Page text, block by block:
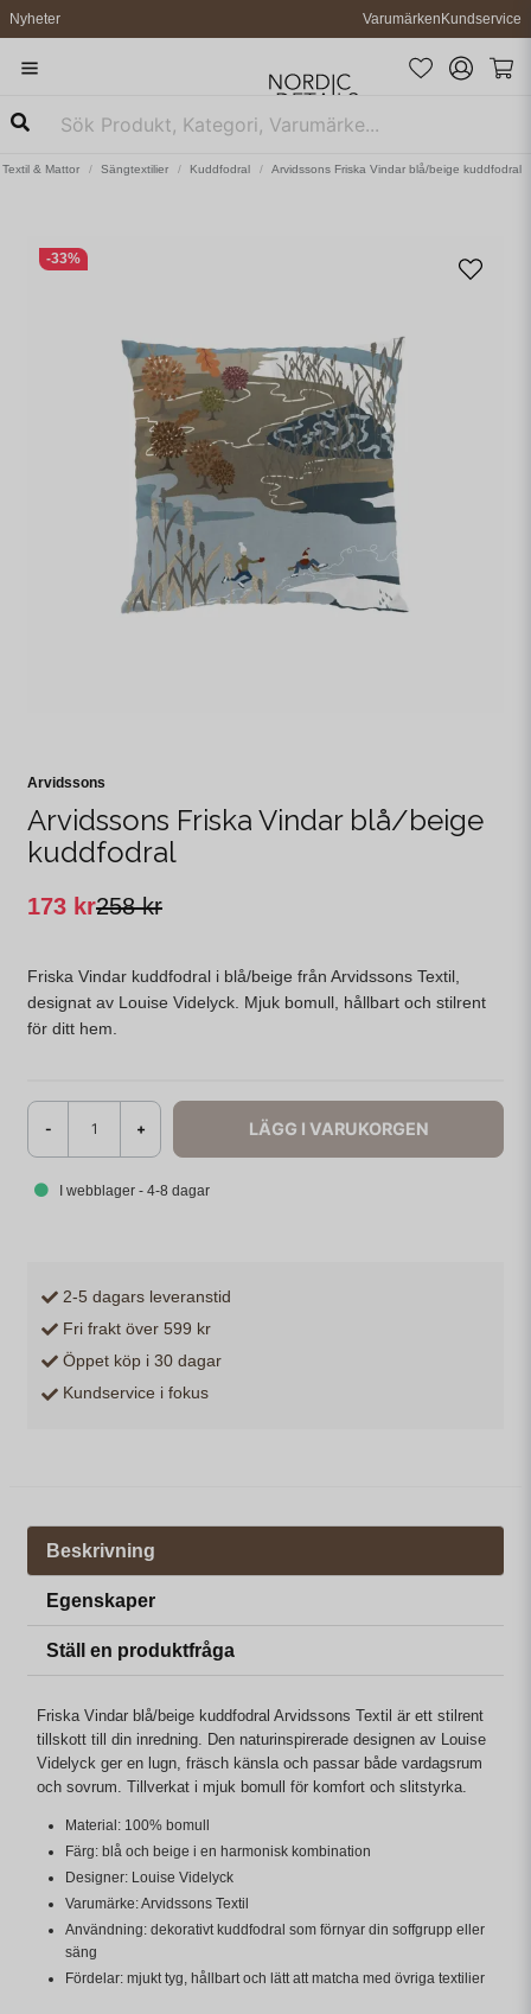
Nyheter VarumärkenKundservice
Textil & Mattor Sängtextilier Kuddfodral Arvidssons Friska Vindar blå/beige kuddfodral
-33%
Arvidssons
Arvidssons Friska Vindar blå/beige
kuddfodral
258 kr
173 kr
Friska Vindar kuddfodral i blå/beige från Arvidssons Textil,
designat av Louise Videlyck. Mjuk bomull, hållbart och stilrent
för ditt hem.
- + LÄGG I VARUKORGEN
I webblager - 4-8 dagar
2-5 dagars leveranstid
Fri frakt över 599 kr
Öppet köp i 30 dagar
Kundservice i fokus
Beskrivning
Egenskaper
Ställ en produktfråga
Friska Vindar blå/beige kuddfodral Arvidssons Textil är ett stilrent
tillskott till din inredning. Den naturinspirerade designen av Louise
Videlyck ger en lugn, fräsch känsla och passar både vardagsrum
och sovrum. Tillverkat i mjuk bomull för komfort och slitstyrka.
Material: 100% bomull
Färg: blå och beige i en harmonisk kombination
Designer: Louise Videlyck
Varumärke: Arvidssons Textil
Användning: dekorativt kuddfodral som förnyar din soffgrupp eller
säng
Fördelar: mjukt tyg, hållbart och lätt att matcha med övriga textilier